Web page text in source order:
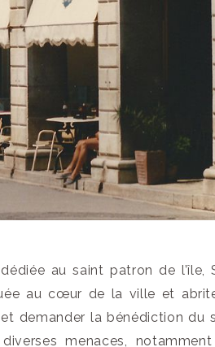
au saint patron de l’île,
au cœur de la ville et
demander la bénédiction du
menaces,